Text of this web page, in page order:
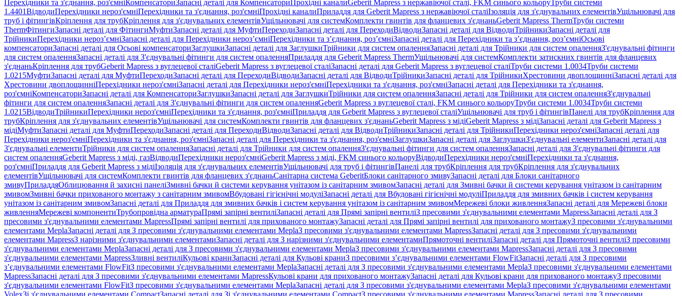
Перехідники та з'єднання, роз'ємніКомпенсаториЗапасні деталі для КомпенсаториПрохідні каналиGeberit Mapress з нержавіючої сталі, FKM синього кольоруТруби системи
1.4401ВідводиПерехідники нероз'ємніПерехідники та з'єднання, роз'ємніПрохідні каналиПриладдя для Geberit Mapress з нержавіючої сталіІзоляція для з'єднувальних елементівУщільнювачі для
труб і фітингівКріплення для трубКріплення для з'єднувальних елементівУщільнювачі для системКомплекти гвинтів для фланцевих з'єднаньGeberit Mapress ThermТруби системи
ThermФітингиЗапасні деталі для ФітингиМуфтиЗапасні деталі для МуфтиПереходиЗапасні деталі для ПереходиВідводиЗапасні деталі для ВідводиТрійникиЗапасні деталі для
ТрійникиПерехідники нероз’ємніЗапасні деталі для Перехідники нероз’ємніПерехідники та з’єднання, роз’ємніЗапасні деталі для Перехідники та з’єднання, роз’ємніОсьові
компенсаториЗапасні деталі для Осьові компенсаториЗаглушкиЗапасні деталі для ЗаглушкиТрійники для систем опаленняЗапасні деталі для Трійники для систем опаленняЗ'єднувальні фітинги
для систем опаленняЗапасні деталі для З'єднувальні фітинги для систем опаленняПриладдя для Geberit Mapress ThermУщільнювачі для системКомплекти затискних гвинтів для фланцевих
з'єднаньКріплення для трубGeberit Mapress з вуглецевої сталіGeberit Mapress з вуглецевої сталіЗапасні деталі для Geberit Mapress з вуглецевої сталіТруби системи 1.0034Труби системи
1.0215МуфтиЗапасні деталі для МуфтиПереходиЗапасні деталі для ПереходиВідводиЗапасні деталі для ВідводиТрійникиЗапасні деталі для ТрійникиХрестовини двоплощинніЗапасні деталі для
Хрестовини двоплощинніПерехідники нероз'ємніЗапасні деталі для Перехідники нероз'ємніПерехідники та з'єднання, роз'ємніЗапасні деталі для Перехідники та з'єднання,
роз'ємніКомпенсаториЗапасні деталі для КомпенсаториЗаглушкиЗапасні деталі для ЗаглушкиТрійники для систем опаленняЗапасні деталі для Трійники для систем опаленняЗ'єднувальні
фітинги для систем опаленняЗапасні деталі для З'єднувальні фітинги для систем опаленняGeberit Mapress з вуглецевої сталі, FKM синього кольоруТруби системи 1.0034Труби системи
1.0215ВідводиТрійникиПерехідники нероз'ємніПерехідники та з'єднання, роз'ємніПриладдя для Geberit Mapress з вуглецевої сталіУщільнювачі для труб і фітингівПанелі для трубКріплення для
трубКріплення для з'єднувальних елементівУщільнювачі для системКомплекти гвинтів для фланцевих з'єднаньGeberit Mapress з мідіGeberit Mapress з мідіЗапасні деталі для Geberit Mapress з
мідіМуфтиЗапасні деталі для МуфтиПереходиЗапасні деталі для ПереходиВідводиЗапасні деталі для ВідводиТрійникиЗапасні деталі для ТрійникиПерехідники нероз'ємніЗапасні деталі для
Перехідники нероз'ємніПерехідники та з'єднання, роз'ємніЗапасні деталі для Перехідники та з'єднання, роз'ємніЗаглушкиЗапасні деталі для ЗаглушкиЗ'єднувальні елементиЗапасні деталі для
З'єднувальні елементиТрійники для систем опаленняЗапасні деталі для Трійники для систем опаленняЗ'єднувальні фітинги для систем опаленняЗапасні деталі для З'єднувальні фітинги для
систем опаленняGeberit Mapress з міді, газВідводиПерехідники нероз'ємніGeberit Mapress з міді, FKM синього кольоруВідводиПерехідники нероз'ємніПерехідники та з'єднання,
роз'ємніПриладдя для Geberit Mapress з мідіІзоляція для з'єднувальних елементівУщільнювачі для труб і фітингівПанелі для трубКріплення для трубКріплення для з'єднувальних
елементівУщільнювачі для системКомплекти гвинтів для фланцевих з'єднаньСанітарна система GeberitБлоки санітарного змивуЗапасні деталі для Блоки санітарного
змивуПриладдяОблицювання й захисні панеліЗмивні бачки й системи керування унітазом із санітарним змивомЗапасні деталі для Змивні бачки й системи керування унітазом із санітарним
змивомЗмивні бачки прихованого монтажу з санітарним змивомВбудовані гігієнічні модуліЗапасні деталі для Вбудовані гігієнічні модуліПриладдя для змивних бачків і систем керування
унітазом із санітарним змивомЗапасні деталі для Приладдя для змивних бачків і систем керування унітазом із санітарним змивомМережеві блоки живленняЗапасні деталі для Мережеві блоки
живленняМережеві компонентиТрубопровідна арматураПрямі запірні вентиліЗапасні деталі для Прямі запірні вентиліЗ пресовими з'єднувальними елементами MapressЗапасні деталі для З
пресовими з'єднувальними елементами MapressПрямі запірні вентилі для прихованого монтажуЗапасні деталі для Прямі запірні вентилі для прихованого монтажуЗ пресовими з'єднувальними
елементами MeplaЗапасні деталі для З пресовими з'єднувальними елементами MeplaЗ пресовими з'єднувальними елементами MapressЗапасні деталі для З пресовими з'єднувальними
елементами MapressЗ нарізними з'єднувальними елементамиЗапасні деталі для З нарізними з'єднувальними елементамиПрямоточні вентиліЗапасні деталі для Прямоточні вентиліЗ пресовими
з'єднувальними елементами MeplaЗапасні деталі для З пресовими з'єднувальними елементами MeplaЗ пресовими з'єднувальними елементами MapressЗапасні деталі для З пресовими
з'єднувальними елементами MapressЗливні вентиліКульові краниЗапасні деталі для Кульові краниЗ пресовими з’єднувальними елементами FlowFitЗапасні деталі для З пресовими
з’єднувальними елементами FlowFitЗ пресовими з'єднувальними елементами MeplaЗапасні деталі для З пресовими з'єднувальними елементами MeplaЗ пресовими з'єднувальними елементами
MapressЗапасні деталі для З пресовими з'єднувальними елементами MapressКульові крани для прихованого монтажуЗапасні деталі для Кульові крани для прихованого монтажуЗ пресовими
з'єднувальними елементами FlowFitЗ пресовими з'єднувальними елементами MeplaЗапасні деталі для З пресовими з'єднувальними елементами MeplaЗ пресовими з'єднувальними елементами
VolexЗі з'єднувальними елементами CompactЗапасні деталі для Зі з'єднувальними елементами CompactЗ пресовими з'єднувальними елементами MapressЗапасні деталі для З пресовими